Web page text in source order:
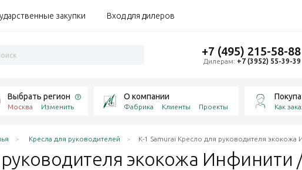
закупки Вход для дилеров
+7 (495) 215-58-88
Дилерам: +7 (3952) 55-39-39
Выбрать регион
Москва Изменить
О компании
Фабрика Клиенты Проекты Как
Кресла для руководителей K-1 Samurai Кресло для руководителя
руководителя экокожа Инфинити